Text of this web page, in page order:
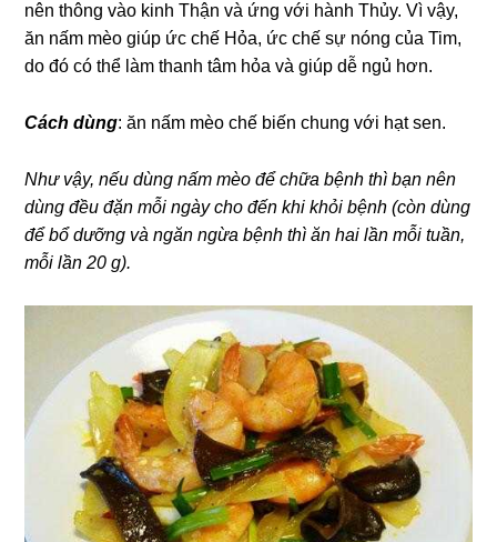
nên thông vào kinh Thận và ứng với hành Thủy. Vì vậy,
ăn nấm mèo giúp ức chế Hỏa, ức chế sự nóng của Tim,
do đó có thể làm thanh tâm hỏa và giúp dễ ngủ hơn.
Cách dùng: ăn nấm mèo chế biến chung với hạt sen.
Như vậy, nếu dùng nấm mèo để chữa bệnh thì bạn nên
dùng đều đặn mỗi ngày cho đến khi khỏi bệnh (còn dùng
để bổ dưỡng và ngăn ngừa bệnh thì ăn hai lần mỗi tuần,
mỗi lần 20 g).